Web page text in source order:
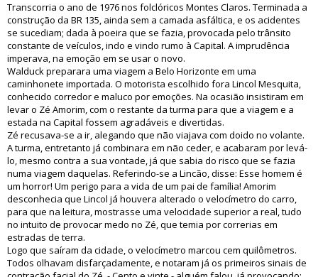
Transcorria o ano de 1976 nos folclóricos Montes Claros. Terminada a
construção da BR 135, ainda sem a camada asfáltica, e os acidentes
se sucediam; dada à poeira que se fazia, provocada pelo trânsito
constante de veículos, indo e vindo rumo à Capital. A imprudência
imperava, na emoção em se usar o novo.
Walduck preparara uma viagem a Belo Horizonte em uma
caminhonete importada. O motorista escolhido fora Lincol Mesquita,
conhecido corredor e maluco por emoções. Na ocasião insistiram em
levar o Zé Amorim, com o restante da turma para que a viagem e a
estada na Capital fossem agradáveis e divertidas.
Zé recusava-se a ir, alegando que não viajava com doido no volante.
A turma, entretanto já combinara em não ceder, e acabaram por levá-
lo, mesmo contra a sua vontade, já que sabia do risco que se fazia
numa viagem daquelas. Referindo-se a Lincão, disse: Esse homem é
um horror! Um perigo para a vida de um pai de família! Amorim
desconhecia que Lincol já houvera alterado o velocímetro do carro,
para que na leitura, mostrasse uma velocidade superior a real, tudo
no intuito de provocar medo no Zé, que temia por correrias em
estradas de terra.
Logo que saíram da cidade, o velocímetro marcou cem quilômetros.
Todos olhavam disfarçadamente, e notaram já os primeiros sinais de